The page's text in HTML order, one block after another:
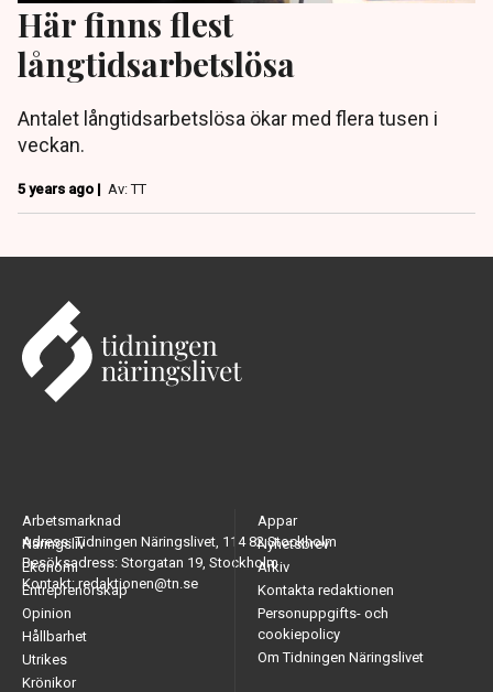
Här finns flest
långtidsarbetslösa
Antalet långtidsarbetslösa ökar med flera tusen i
veckan.
5 years ago | Av: TT
Adress: Tidningen Näringslivet, 114 82 Stockholm
Besöksadress: Storgatan 19, Stockholm
Kontakt: redaktionen@tn.se
Arbetsmarknad
Näringsliv
Ekonomi
Entreprenörskap
Opinion
Hållbarhet
Utrikes
Krönikor
Appar
Nyhetsbrev
Arkiv
Kontakta redaktionen
Personuppgifts- och
cookiepolicy
Om Tidningen Näringslivet